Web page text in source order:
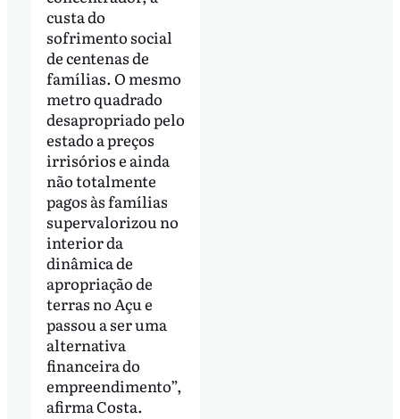
custa do
sofrimento social
de centenas de
famílias. O mesmo
metro quadrado
desapropriado pelo
estado a preços
irrisórios e ainda
não totalmente
pagos às famílias
supervalorizou no
interior da
dinâmica de
apropriação de
terras no Açu e
passou a ser uma
alternativa
financeira do
empreendimento”,
afirma Costa.